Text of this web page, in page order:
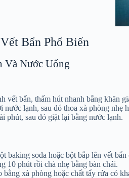
Bẩn Phổ Biến
Và Nước Uống
vết bẩn, thấm hút nhanh bằng khăn
nước lạnh, sau đó thoa xà phòng nhẹ
phút, sau đó giặt lại bằng nước lạnh.
baking soda hoặc bột bắp lên vết bẩn
10 phút rồi chà nhẹ bằng bàn chải.
bằng xà phòng hoặc chất tẩy rửa có